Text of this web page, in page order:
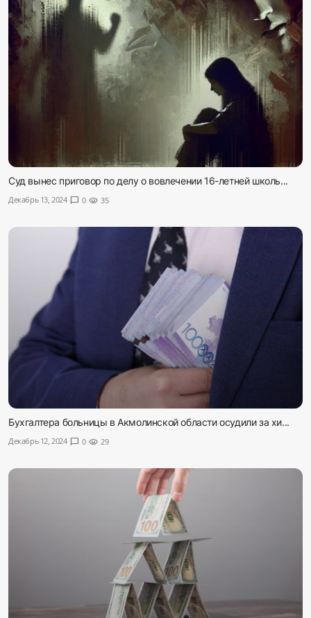
Суд вынес приговор по делу о вовлечении 16-летней школь...
Декабрь 13, 2024 chat_bubble 0 visibility 35
Бухгалтера больницы в Акмолинской области осудили за хи...
Декабрь 12, 2024 chat_bubble 0 visibility 29